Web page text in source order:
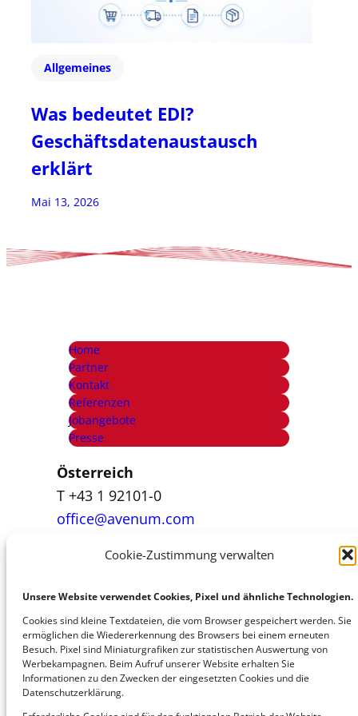
Cookie-Zustimmung verwalten
Unsere Website verwendet Cookies, Pixel und ähnliche Technologien.
Cookies sind kleine Textdateien, die vom Browser gespeichert werden. Sie
ermöglichen die Wiedererkennung des Browsers bei einem erneuten
Besuch. Pixel sind Miniaturgrafiken zur statistischen Auswertung von
Werbekampagnen. Beim Aufruf unserer Website erhalten Sie
Informationen zu den Zwecken der eingesetzten Cookies und die
Datenschutzerklärung.
Allgemeines
Was bedeutet EDI?
Geschäftsdatenaustausch
erklärt
Mai 13, 2026
Home
Partner
Kontakt
Referenzen
Jobangebote
Presse
Österreich
T +43 1 92101-0
office@avenum.com
T +39 392 84 99 460
office@avenum.com
Deutschland
T +49 6207 4284 010